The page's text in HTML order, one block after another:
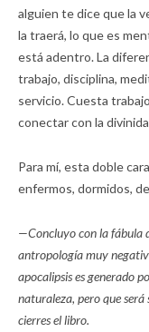
alguien te dice que la
la traerá, lo que es
está adentro. La
trabajo, disciplina,
servicio. Cuesta
conectar con la
Para mí, esta doble
enfermos, dormidos,
—Concluyo con la fábula
antropología muy
apocalipsis es generado
naturaleza, pero que será
cierres el libro.